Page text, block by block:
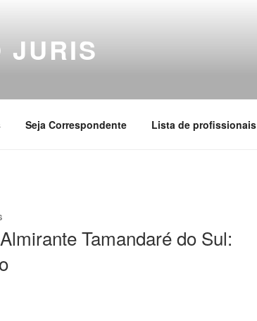
JURIS
Seja Correspondente Lista de profissionais
Tamandaré do Sul: